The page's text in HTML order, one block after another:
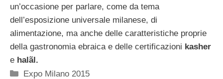
un’occasione per parlare, come da tema
dell’esposizione universale milanese, di
alimentazione, ma anche delle caratteristiche proprie
della gastronomia ebraica e delle certificazioni kasher
e halãl.
Categorie
Expo Milano 2015